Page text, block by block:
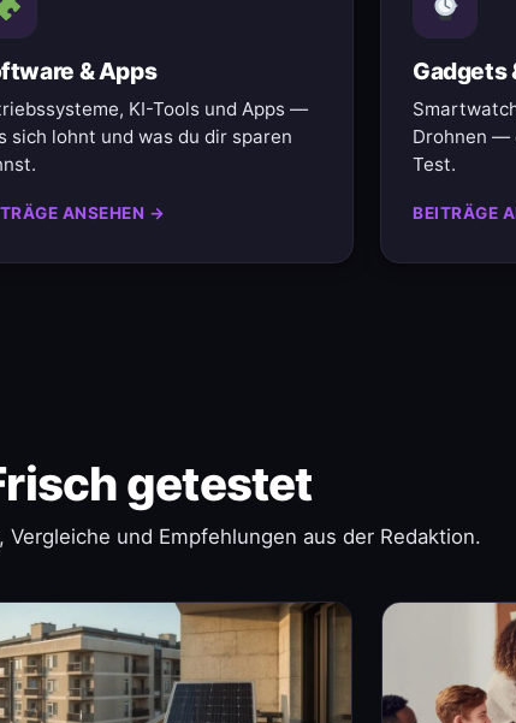
& Apps
KI-Tools und Apps —
sich lohnt und was du dir sparen
ANSEHEN →
Gadgets
Drohnen —
Test.
BEITRÄGE
getestet
Vergleiche und Empfehlungen aus der Redaktion.